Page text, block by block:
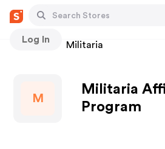
Log In
Stores Militaria
M
Militaria
Program